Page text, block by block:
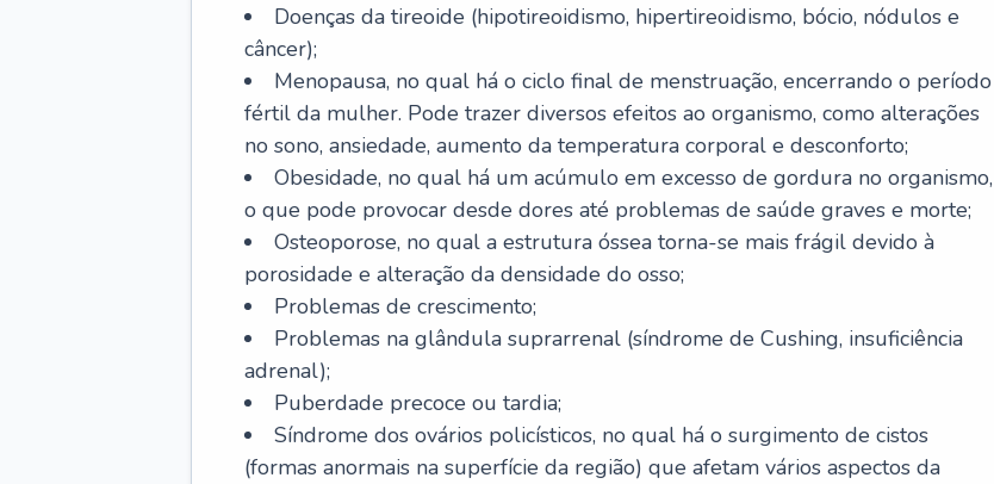
Doenças da tireoide (hipotireoidismo, hipertireoidismo, bócio, nódulos e
câncer);
Menopausa, no qual há o ciclo final de menstruação, encerrando o período
fértil da mulher. Pode trazer diversos efeitos ao organismo, como alterações
no sono, ansiedade, aumento da temperatura corporal e desconforto;
Obesidade, no qual há um acúmulo em excesso de gordura no organismo,
o que pode provocar desde dores até problemas de saúde graves e morte;
Osteoporose, no qual a estrutura óssea torna-se mais frágil devido à
porosidade e alteração da densidade do osso;
Problemas de crescimento;
Problemas na glândula suprarrenal (síndrome de Cushing, insuficiência
adrenal);
Puberdade precoce ou tardia;
Síndrome dos ovários policísticos, no qual há o surgimento de cistos
(formas anormais na superfície da região) que afetam vários aspectos da